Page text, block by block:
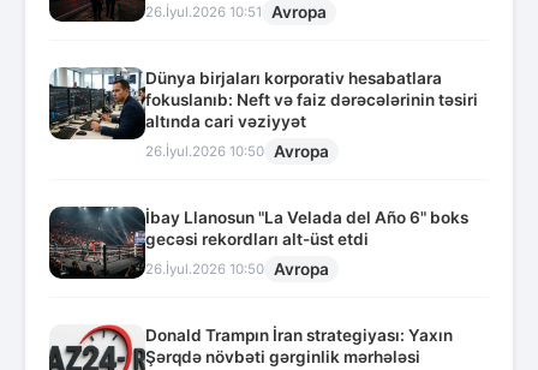
26.İyul.2026 10:51 Avropa
Dünya birjaları korporativ hesabatlara
fokuslanıb: Neft və faiz dərəcələrinin təsiri
altında cari vəziyyət
26.İyul.2026 10:50 Avropa
İbay Llanosun "La Velada del Año 6" boks
gecəsi rekordları alt-üst etdi
26.İyul.2026 10:50 Avropa
Donald Trampın İran strategiyası: Yaxın
Şərqdə növbəti gərginlik mərhələsi